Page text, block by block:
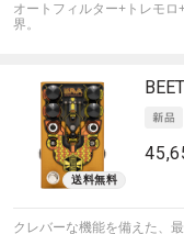
オートフィルター+トレモ
界。
クレバーな機能を備えた、